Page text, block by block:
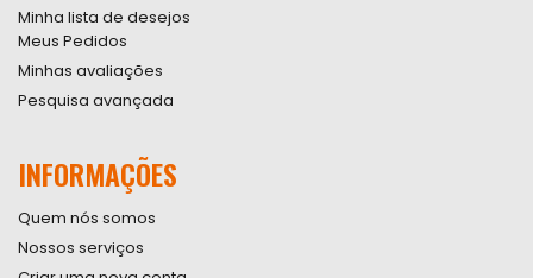
Minha lista de desejos
Meus Pedidos
Minhas avaliações
Pesquisa avançada
INFORMAÇÕES
Quem nós somos
Nossos serviços